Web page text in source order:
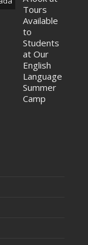
Tours
Available
to
Students
at Our
English
Language
Summer
Camp